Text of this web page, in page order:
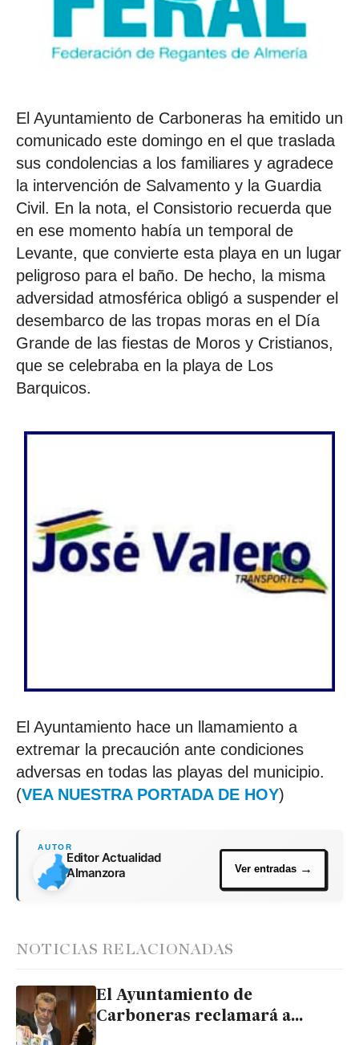
El Ayuntamiento de Carboneras ha emitido un
comunicado este domingo en el que traslada
sus condolencias a los familiares y agradece
la intervención de Salvamento y la Guardia
Civil. En la nota, el Consistorio recuerda que
en ese momento había un temporal de
Levante, que convierte esta playa en un lugar
peligroso para el baño. De hecho, la misma
adversidad atmosférica obligó a suspender el
desembarco de las tropas moras en el Día
Grande de las fiestas de Moros y Cristianos,
que se celebraba en la playa de Los
Barquicos.
El Ayuntamiento hace un llamamiento a
extremar la precaución ante condiciones
adversas en todas las playas del municipio.
(VEA NUESTRA PORTADA DE HOY)
Editor Actualidad
Almanzora
NOTICIAS RELACIONADAS
El Ayuntamiento de
Carboneras reclamará a